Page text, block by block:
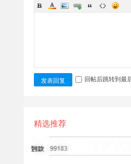
发表回复 回帖后跳转到最
精选推荐